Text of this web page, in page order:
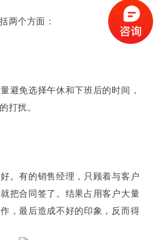
两个方面：
避免选择午休和下班后的时间，
打扰。
。有的销售经理，只顾着与客户
把合同签了。结果占用客户大量
，最后造成不好的印象，反而得